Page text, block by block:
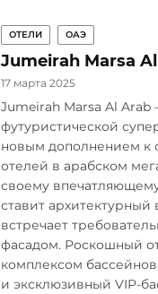
ОТЕЛИ ОАЭ
Jumeirah Marsa
17 марта 2025
Jumeirah Marsa Al
футуристической
новым дополнением к
отелей в арабском
своему
ставит
встречает
фасадом. Роскошный
комплексом
и эксклюзивный VIP-